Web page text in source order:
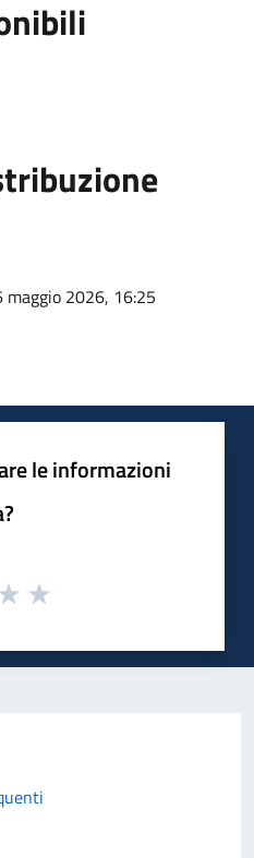
maggio 2026, 16:25
le informazioni